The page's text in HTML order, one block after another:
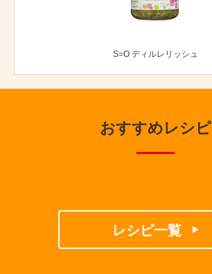
S=O ディルレリッシュ
おすすめレシピ
レシピ一覧